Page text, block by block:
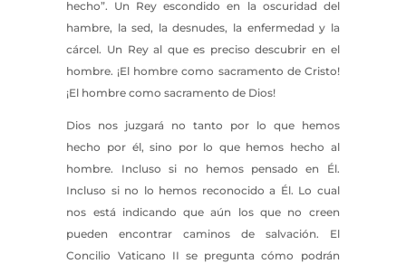
hecho”. Un Rey escondido en la oscuridad del
hambre, la sed, la desnudes, la enfermedad y la
cárcel. Un Rey al que es preciso descubrir en el
hombre. ¡El hombre como sacramento de Cristo!
¡El hombre como sacramento de Dios!
Dios nos juzgará no tanto por lo que hemos
hecho por él, sino por lo que hemos hecho al
hombre. Incluso si no hemos pensado en Él.
Incluso si no lo hemos reconocido a Él. Lo cual
nos está indicando que aún los que no creen
pueden encontrar caminos de salvación. El
Concilio Vaticano II se pregunta cómo podrán